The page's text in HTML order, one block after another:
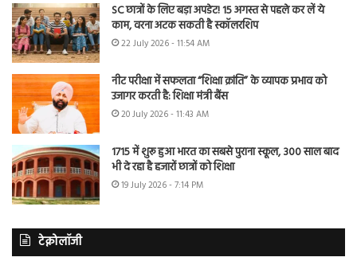
SC छात्रों के लिए बड़ा अपडेट! 15 अगस्त से पहले कर लें ये
काम, वरना अटक सकती है स्कॉलरशिप
22 July 2026 - 11:54 AM
नीट परीक्षा में सफलता “शिक्षा क्रांति” के व्यापक प्रभाव को
उजागर करती है: शिक्षा मंत्री बैंस
20 July 2026 - 11:43 AM
1715 में शुरू हुआ भारत का सबसे पुराना स्कूल, 300 साल बाद
भी दे रहा है हजारों छात्रों को शिक्षा
19 July 2026 - 7:14 PM
टेक्नोलॉजी